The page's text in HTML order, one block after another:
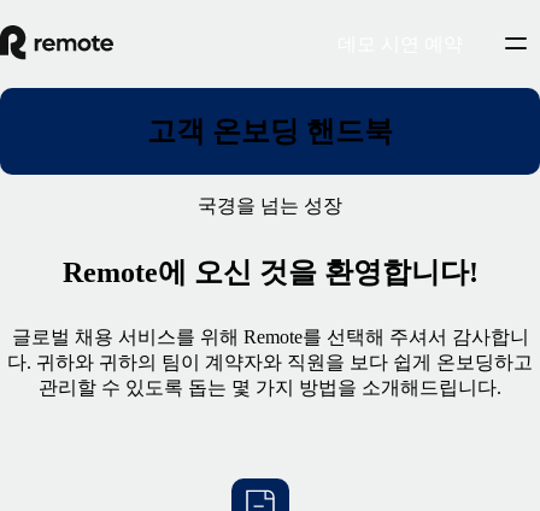
고객 온보딩 핸드북
국경을 넘는 성장
Remote에 오신 것을 환영합니다!
글로벌 채용 서비스를 위해 Remote를 선택해 주셔서 감사합니
다. 귀하와 귀하의 팀이 계약자와 직원을 보다 쉽게 온보딩하고
관리할 수 있도록 돕는 몇 가지 방법을 소개해드립니다.